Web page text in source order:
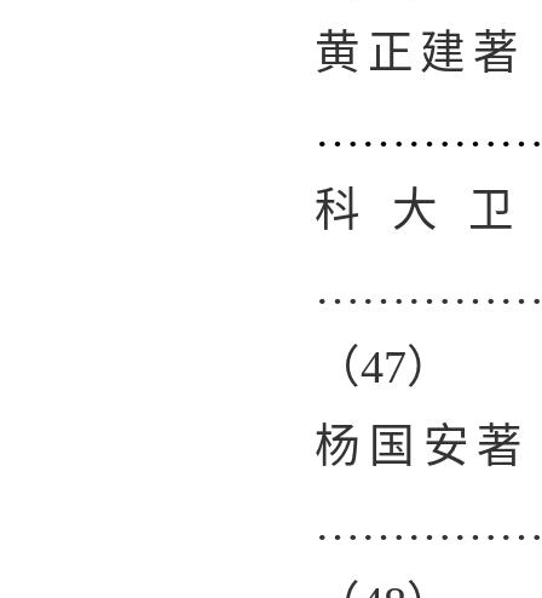
黄正建著
科大
（47）
杨国安著